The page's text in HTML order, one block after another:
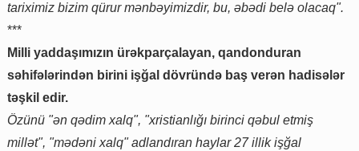
tariximiz bizim qürur mənbəyimizdir, bu, əbədi belə olacaq".
***
Milli yaddaşımızın ürəkparçalayan, qandonduran
səhifələrindən birini işğal dövründə baş verən hadisələr
təşkil edir.
Özünü "ən qədim xalq", "xristianlığı birinci qəbul etmiş
millət", "mədəni xalq" adlandıran haylar 27 illik işğal